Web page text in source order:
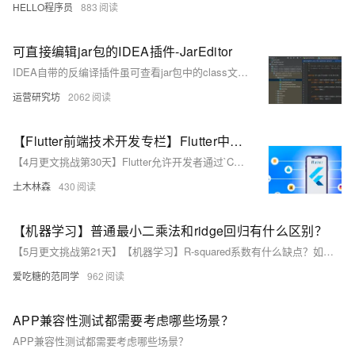
HELLO程序员 883
可直接编辑jar包的IDEA插件-JarEditor
IDEA自带的反编译插件虽可查看jar包中的class文件，但无法直接编辑。为解决此问题，作者开发了JarEditor插件，可在IDEA中直接编辑jar文件内的class及资源文件，无需解压或手动编译。点击Jar Editor可修改代码，通过Save/Compile保存并编译，Build Jar则将更改写回jar包。该插件简化了jar包编辑流程，提高了开发效率。
运营研究坊 2062
【Flutter前端技术开发专栏】Flutter中的自定义绘制与Canvas API
【4月更文挑战第30天】Flutter允许开发者通过`CustomPaint`和`CustomPainter`进行自定义绘制，以实现丰富视觉效果。`CustomPaint` widget将`CustomPainter`应用到画布，而`CustomPainter`需实现`paint`和`shouldRepaint`方法。`paint`用于绘制图形，如示例中创建的`MyCirclePainter`绘制蓝色圆圈。Canvas API提供绘制形状、路径、文本和图片等功能。注意性能优化，避免不必要的重绘和利用缓存提升效率。自定义绘制让Flutter UI更具灵活性和个性化，但也需要图形学知识和性能意识。
土木林森 430
【机器学习】普通最小二乘法和ridge回归有什么区别？
【5月更文挑战第21天】【机器学习】R-squared系数有什么缺点？如何解决？【机器学习】普通最小二乘法和ridge回归有什么区别？
爱吃糖的范同学 962
APP兼容性测试都需要考虑哪些场景？
APP兼容性测试都需要考虑哪些场景？